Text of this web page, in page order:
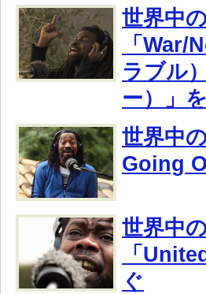
世界中
「
ラブル
ー）」
世界中
Going
世界中
「
ぐ